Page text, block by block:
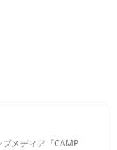
メディア『CAMP